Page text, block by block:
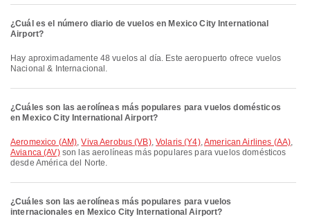
¿Cuál es el número diario de vuelos en Mexico City International
Airport?
Hay aproximadamente 48 vuelos al día. Este aeropuerto ofrece vuelos
Nacional & Internacional.
¿Cuáles son las aerolíneas más populares para vuelos domésticos
en Mexico City International Airport?
Aeromexico (AM),Viva Aerobus (VB),Volaris (Y4),American Airlines (AA),
Avianca (AV)son las aerolíneas más populares para vuelos domésticos
desde América del Norte.
¿Cuáles son las aerolíneas más populares para vuelos
internacionales en Mexico City International Airport?